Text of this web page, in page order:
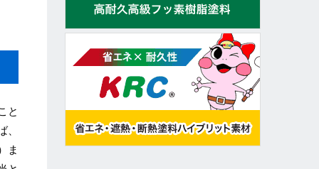
と
ま